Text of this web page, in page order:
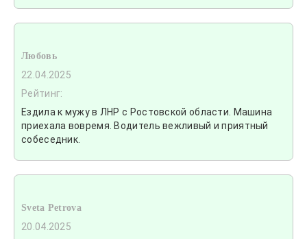
Любовь
22.04.2025
Рейтинг:
Ездила к мужу в ЛНР с Ростовской области. Машина
приехала вовремя. Водитель вежливый и приятный
собеседник.
Sveta Petrova
20.04.2025